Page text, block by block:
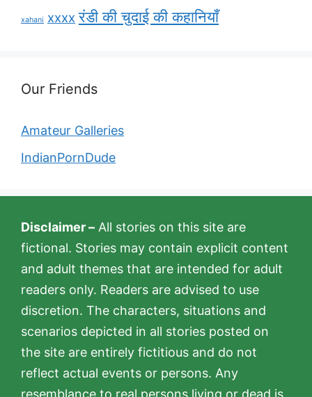
xahani xxxx रंडी की चुदाई की कहानियाँ
Our Friends
Amateur Galleries
IndianPornDude
Disclaimer – All stories on this site are
fictional. Stories may contain explicit content
and adult themes that are intended for adult
readers only. Readers are advised to use
discretion. The characters, situations and
scenarios depicted in all stories posted on
the site are entirely fictitious and do not
reflect actual events or persons. Any
resemblance to real persons living or dead is